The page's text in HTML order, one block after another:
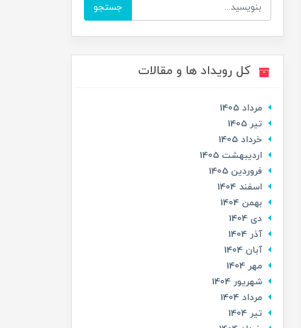
جستجو
کل رویداد ها و مقالات
مرداد 1405
تير 1405
خرداد 1405
ارديبهشت 1405
فروردین 1405
اسفند 1404
بهمن 1404
دی 1404
آذر 1404
آبان 1404
مهر 1404
شهریور 1404
مرداد 1404
تير 1404